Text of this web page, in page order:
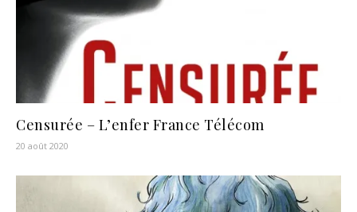
Censurée – L’enfer France Télécom
20 août 2020